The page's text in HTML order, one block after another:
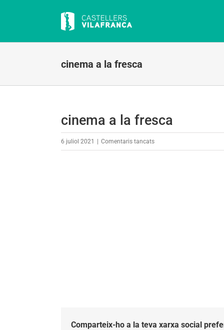
cinema a la fresca
cinema a la fresca
6 juliol 2021 Comentaris tancatsa
Comparteix-ho a la teva xarxa social